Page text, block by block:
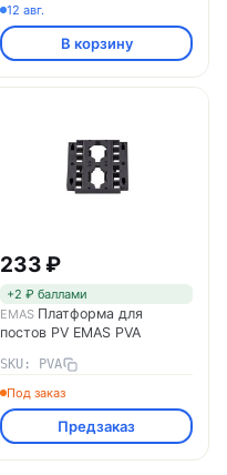
12 авг.
В корзину
233 ₽
+2 ₽ баллами
EMAS Платформа для
постов PV EMAS PVA
SKU: PVA
Под заказ
Предзаказ